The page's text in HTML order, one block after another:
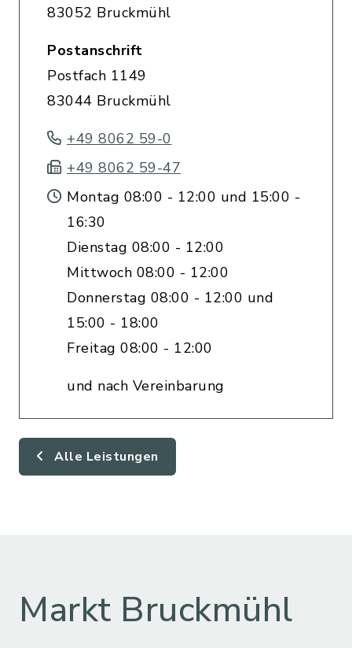
83052 Bruckmühl
Postanschrift
Postfach 1149
83044 Bruckmühl
+49 8062 59-0
+49 8062 59-47
Montag 08:00 - 12:00 und 15:00 -
16:30
Dienstag 08:00 - 12:00
Mittwoch 08:00 - 12:00
Donnerstag 08:00 - 12:00 und
15:00 - 18:00
Freitag 08:00 - 12:00
und nach Vereinbarung
Alle Leistungen
Markt Bruckmühl